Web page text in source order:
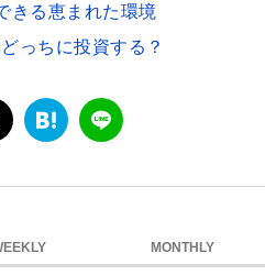
きる恵まれた環境
っちに投資する？
は
ブ
ク
マ
LINE
MONTHLY